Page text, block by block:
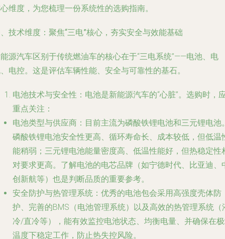
维度，为您梳理一份系统性的选购指南。
技术维度：聚焦“三电”核心，夯实安全与效能基础
源汽车区别于传统燃油车的核心在于“三电系统”——电池、电
电控。这是评估车辆性能、安全与可靠性的基石。
电池技术与安全性 ：电池是新能源汽车的“心脏”。选购时，
重点关注：
电池类型与供应商 ：目前主流为磷酸铁锂电池和三元锂电池
磷酸铁锂电池安全性更高、循环寿命长、成本较低，但低温
能稍弱；三元锂电池能量密度高、低温性能好，但热稳定性
对要求更高。了解电池的电芯品牌（如宁德时代、比亚迪、
创新航等）也是判断品质的重要参考。
安全防护与热管理系统 ：优秀的电池包会采用高强度壳体防
护、完善的BMS（电池管理系统）以及高效的热管理系统（
冷/直冷等），能有效监控电池状态、均衡电量、并确保在
温度下稳定工作，防止热失控风险。